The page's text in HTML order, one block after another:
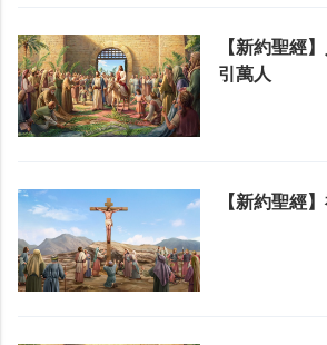
【新約聖經
引萬人
【新約聖經